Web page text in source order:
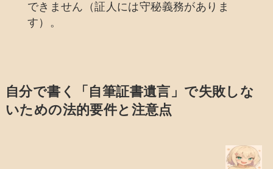
できません（証人には守秘義務がありま
す）。
自分で書く「自筆証書遺言」で失敗しな
いための法的要件と注意点